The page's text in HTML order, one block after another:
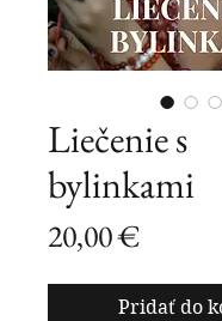
Liečenie s
bylinkami
20,00 €Price
Pridať do